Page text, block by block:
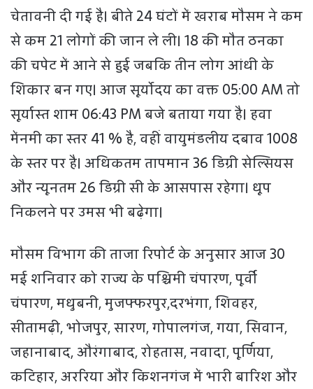
चेतावनी दी गई है। बीते 24 घंटों में खराब मौसम ने कम
से कम 21 लोगों की जान ले ली। 18 की मौत ठनका
की चपेट में आने से हुई जबकि तीन लोग आंधी के
शिकार बन गए। आज सूर्योदय का वक्त 05:00 AM तो
सूर्यास्त शाम 06:43 PM बजे बताया गया है। हवा
मेंनमी का स्तर 41 % है, वहीं वायुमंडलीय दबाव 1008
के स्तर पर है। अधिकतम तापमान 36 डिग्री सेल्सियस
और न्यूनतम 26 डिग्री सी के आसपास रहेगा। धूप
निकलने पर उमस भी बढ़ेगा।
मौसम विभाग की ताजा रिपोर्ट के अनुसार आज 30
मई शनिवार को राज्य के पश्चिमी चंपारण, पूर्वी
चंपारण, मधुबनी, मुजफ्फरपुर,दरभंगा, शिवहर,
सीतामढ़ी, भोजपुर, सारण, गोपालगंज, गया, सिवान,
जहानाबाद, औरंगाबाद, रोहतास, नवादा, पूर्णिया,
कटिहार, अररिया और किशनगंज में भारी बारिश और